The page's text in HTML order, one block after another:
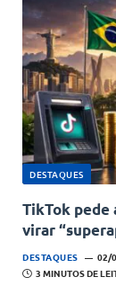
DESTAQUES
TikTok pede
virar
DESTAQUES 02/
3 MINUTOS DE